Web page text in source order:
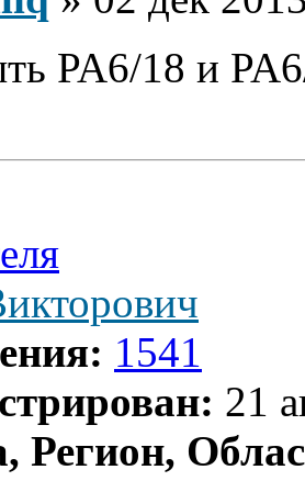
PA6/18 и
1541
21
Регион,